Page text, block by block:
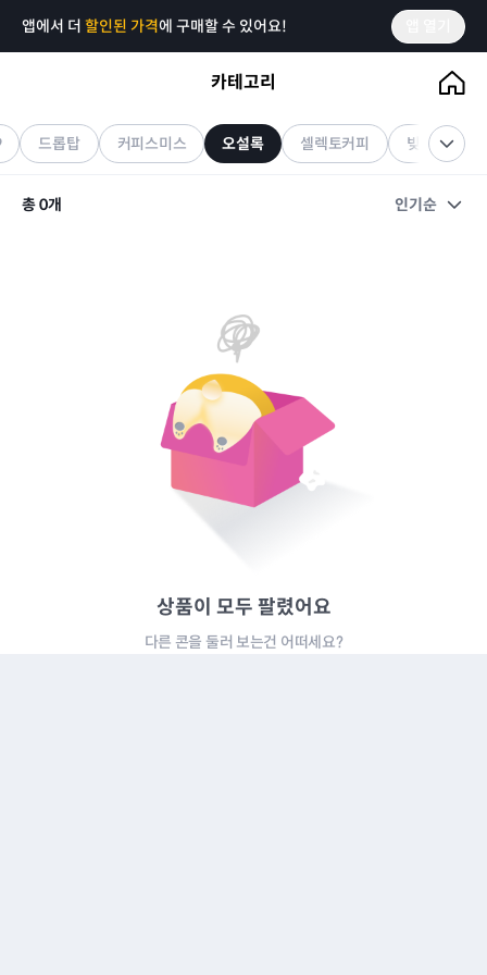
앱에서 더 할인된 가격에 구매할 수 있어요!
카테고리
오설록기프티콘
드롭탑 커피스미스 오설록 셀렉토커피 빚은
총0개 인기순
상품이 모두 팔렸어요
다른 콘을 둘러 보는건 어떠세요?